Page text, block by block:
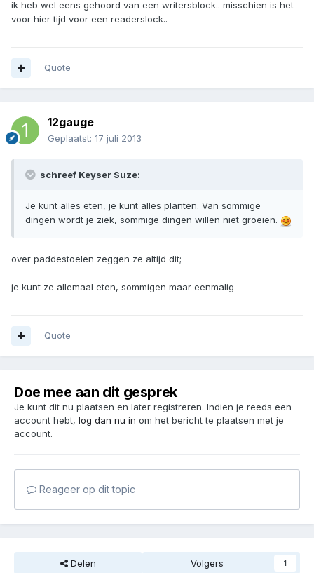
ik heb wel eens gehoord van een writersblock.. misschien is het
voor hier tijd voor een readerslock..
Quote
12gauge
Geplaatst: 17 juli 2013
schreef Keyser Suze:
Je kunt alles eten, je kunt alles planten. Van sommige
dingen wordt je ziek, sommige dingen willen niet groeien.
over paddestoelen zeggen ze altijd dit;
je kunt ze allemaal eten, sommigen maar eenmalig
Quote
Doe mee aan dit gesprek
Je kunt dit nu plaatsen en later registreren. Indien je reeds een
account hebt, log dan nu in om het bericht te plaatsen met je
account.
Reageer op dit topic
Delen Volgers 1